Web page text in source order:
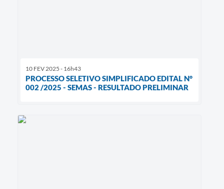
10 FEV 2025 - 16h43
PROCESSO SELETIVO SIMPLIFICADO EDITAL N°
002 /2025 - SEMAS - RESULTADO PRELIMINAR